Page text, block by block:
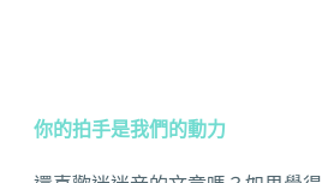
你的拍手是我們的動力